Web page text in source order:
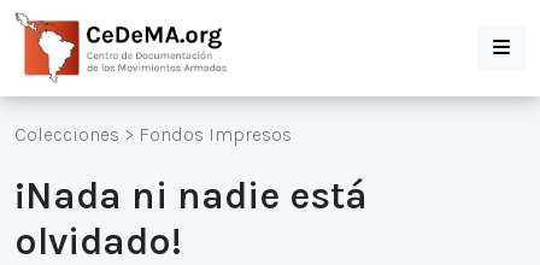
Colecciones > Fondos Impresos
¡Nada ni nadie está
olvidado!